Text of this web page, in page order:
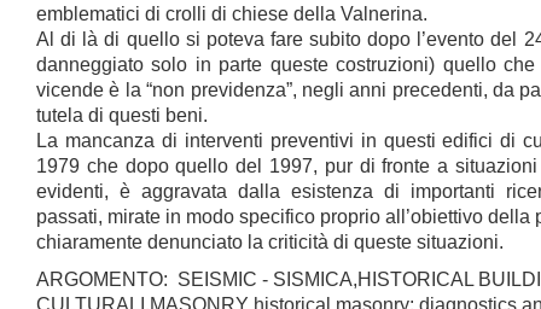
emblematici di crolli di chiese della Valnerina.
Al di là di quello si poteva fare subito dopo l’evento del
danneggiato solo in parte queste costruzioni) quello
vicende è la “non previdenza”, negli anni precedenti, da
tutela di questi beni.
La mancanza di interventi preventivi in questi edifici di
1979 che dopo quello del 1997, pur di fronte a
evidenti, è aggravata dalla esistenza di importanti
passati, mirate in modo specifico proprio all’obiettivo della
chiaramente denunciato la criticità di queste situazioni.
ARGOMENTO: SEISMIC - SISMICA,HISTORICAL
CULTURALI,MASONRY historical masonry: diagnostics